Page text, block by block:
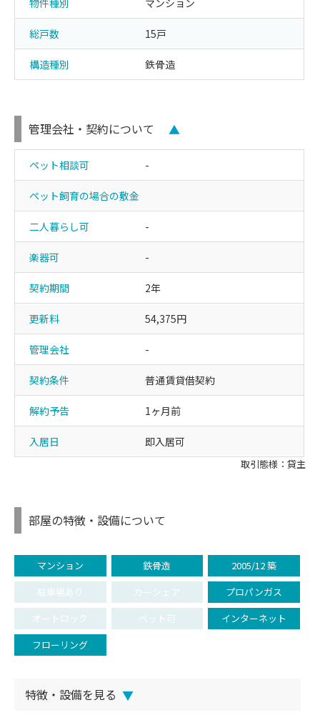
物件種別 マンション
総戸数 15戸
構造種別 鉄骨造
管理会社・契約について ▲
ペット相談可 -
ペット飼育の場合の敷金
二人暮らし可 -
楽器可 -
契約期間 2年
更新料 54,375円
管理会社 -
契約条件 普通賃貸借契約
解約予告 1ヶ月前
入居日 即入居可
取引態様：貸主
部屋の特徴・設備について
マンション 鉄骨造
2005/12 築
駐車場あり
カーシェア
プロパンガス
オートロック
ペット可
インターネット
フローリング
特徴・設備を見る ▼